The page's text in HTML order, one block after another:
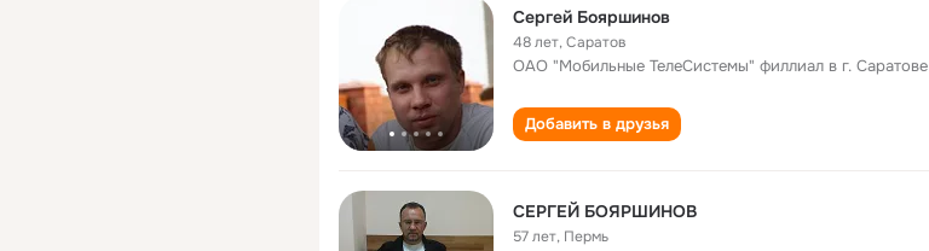
Сергей Бояршинов
48 лет,Саратов
ОАО "Мобильные ТелеСистемы" филлиал в г. Саратове
Добавить в друзья
СЕРГЕЙ БОЯРШИНОВ
57 лет, Пермь